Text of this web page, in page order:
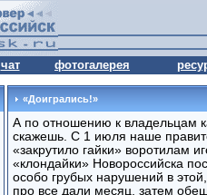
чат фотогалерея
«Доигрались!»
А по отношению к владельцам
скажешь. С 1 июля наше
«закрутило гайки» воротилам
«клондайки» Новороссийска
особо грубых нарушений в
про все дали месяц, затем